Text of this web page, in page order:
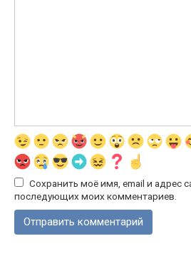
Сохранить моё имя, email и адрес
последующих моих комментариев.